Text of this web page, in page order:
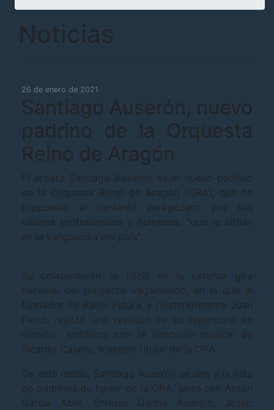
Noticias
26 de enero de 2021
Santiago Auserón, nuevo
padrino de la Orquesta
Reino de Aragón
El artista Santiago Auserón es el nuevo padrino
de la Orquesta Reino de Aragón (ORA), que ha
propuesto al cantante zaragozano por sus
valores profesionales y humanos, "que le sitúan
en la vanguardia del país".
Su colaboración se inició en la extensa gira
nacional del proyecto Vagamundo, en la que el
fundador de Radio Futura, y posteriormente Juan
Perro, realizó una revisión de su repertorio en
versión sinfónica con la dirección musical de
Ricardo Casero, maestro titular de la ORA.
De este modo, Santiago Auserón se une a la lista
de padrinos de honor de la ORA, junto con Antón
García Abril, Enrique García Asensio, Josep